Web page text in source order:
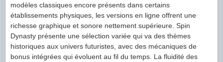
modèles classiques encore présents dans certains
établissements physiques, les versions en ligne offrent une
richesse graphique et sonore nettement supérieure. Spin
Dynasty présente une sélection variée qui va des thèmes
historiques aux univers futuristes, avec des mécaniques de
bonus intégrées qui évoluent au fil du temps. La fluidité des